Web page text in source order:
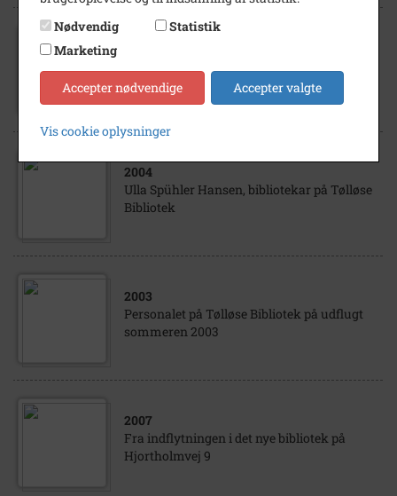
Bibliotek
2004
Ulla Spühler Hansen, bibliotekar på Tølløse
Bibliotek
2003
Personalet på Tølløse Bibliotek på udflugt
sommeren 2003
2007
Fra indflytningen i det nye bibliotek på
Hjortholmvej 9
Nødvendig
Statistik
Marketing
Accepter nødvendige Accepter valgte
Vis cookie oplysninger